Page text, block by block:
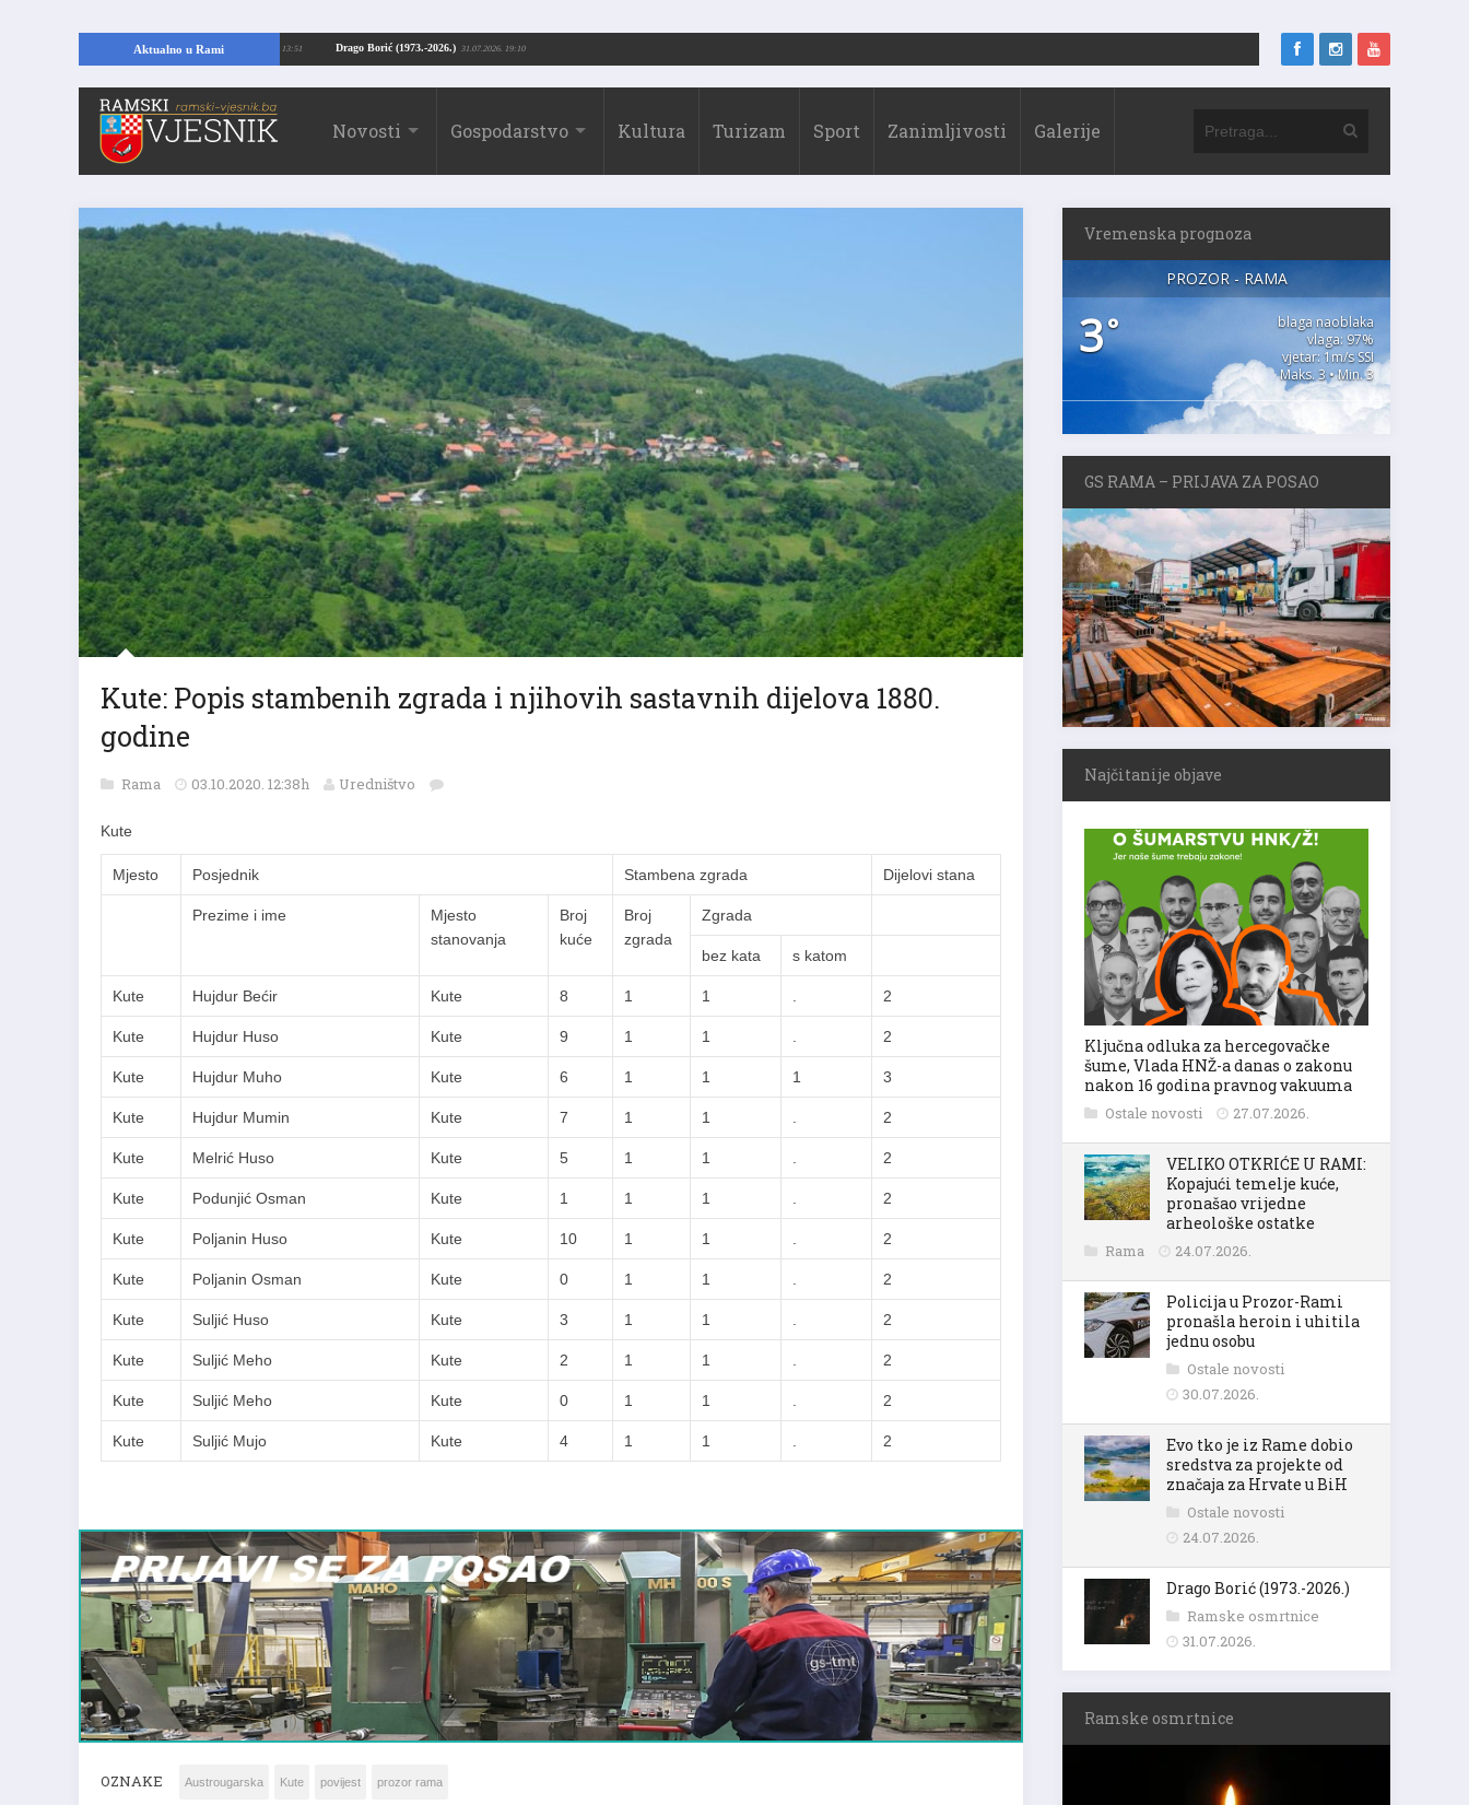
Aktualno u Rami Drago Borić (1973.-2026.) 31.07.2026. 19:10
temelje kuće, pronašao vrijedne arheološke ostatke 24.07.2026. 13:51
Novosti Gospodarstvo Kultura Turizam Sport Zanimljivosti Galerije
Kute: Popis stambenih zgrada i njihovih sastavnih dijelova 1880.
godine
Rama 03.10.2020. 12:38h Uredništvo
Kute
Mjesto Posjednik Stambena zgrada Dijelovi stana
Prezime i ime
Mjesto
stanovanja
Broj
kuće
Broj
zgrada
Zgrada
bez kata s katom
Kute Hujdur Bećir Kute 8 1 1 2
Kute Hujdur Huso Kute 9 1 1 2
Kute Hujdur Muho Kute 6 1 1 1 3
Kute Hujdur Mumin Kute 7 1 1 2
Kute Melrić Huso Kute 5 1 1 2
Kute Podunjić Osman Kute 1 1 1 2
Kute Poljanin Huso Kute 10 1 1 2
Kute Poljanin Osman Kute 0 1 1 2
Kute Suljić Huso Kute 3 1 1 2
Kute Suljić Meho Kute 2 1 1 2
Kute Suljić Meho Kute 0 1 1 2
Kute Suljić Mujo Kute 4 1 1 2
OZNAKE
Vremenska prognoza
PROZOR - RAMA
3°
blaga naoblaka
vlaga: 97%
vjetar: 1m/s SSI
Maks. 3 • Min. 3
GS RAMA – PRIJAVA ZA POSAO
Najčitanije objave
Ključna odluka za hercegovačke
šume, Vlada HNŽ-a danas o zakonu
nakon 16 godina pravnog vakuuma
Ostale novosti 27.07.2026.
VELIKO OTKRIĆE U RAMI:
Kopajući temelje kuće,
pronašao vrijedne
arheološke ostatke
Rama 24.07.2026.
Policija u Prozor-Rami
pronašla heroin i uhitila
jednu osobu
Ostale novosti
30.07.2026.
Evo tko je iz Rame dobio
sredstva za projekte od
značaja za Hrvate u BiH
Ostale novosti
24.07.2026.
Drago Borić (1973.-2026.)
Ramske osmrtnice
31.07.2026.
Ramske osmrtnice